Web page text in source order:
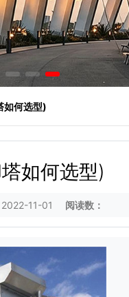
如何选型)
如何选型)
2022-11-01 阅读数：